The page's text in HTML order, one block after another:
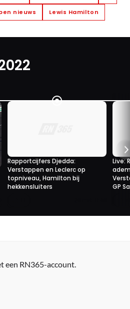
nieuws Lewis Hamilton
Rapportcijfers Djedda:
Verstappen en Leclerc op
topniveau, Hamilton bij
hekkensluiters
Live:
GP
een RN365-account.